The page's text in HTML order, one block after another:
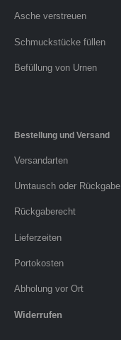
Asche verstreuen
Schmuckstücke füllen
Befüllung von Urnen
Bestellung und Versand
Versandarten
Umtausch oder Rückgabe
Rückgaberecht
Lieferzeiten
Portokosten
Abholung vor Ort
Widerrufen